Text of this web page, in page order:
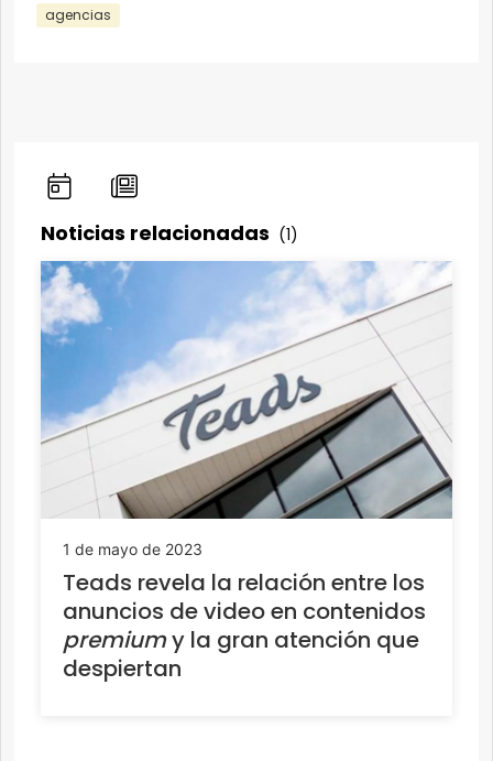
agencias
Noticias relacionadas (1)
1 de mayo de 2023
Teads revela la relación entre los
anuncios de video en contenidos
premiumy la gran atención que
despiertan